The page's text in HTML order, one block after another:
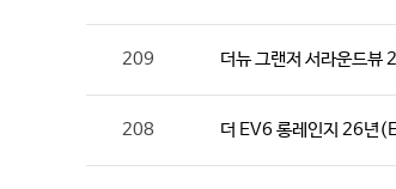
209 더뉴 그랜저 서라운드
208 더 EV6 롱레인지 26년